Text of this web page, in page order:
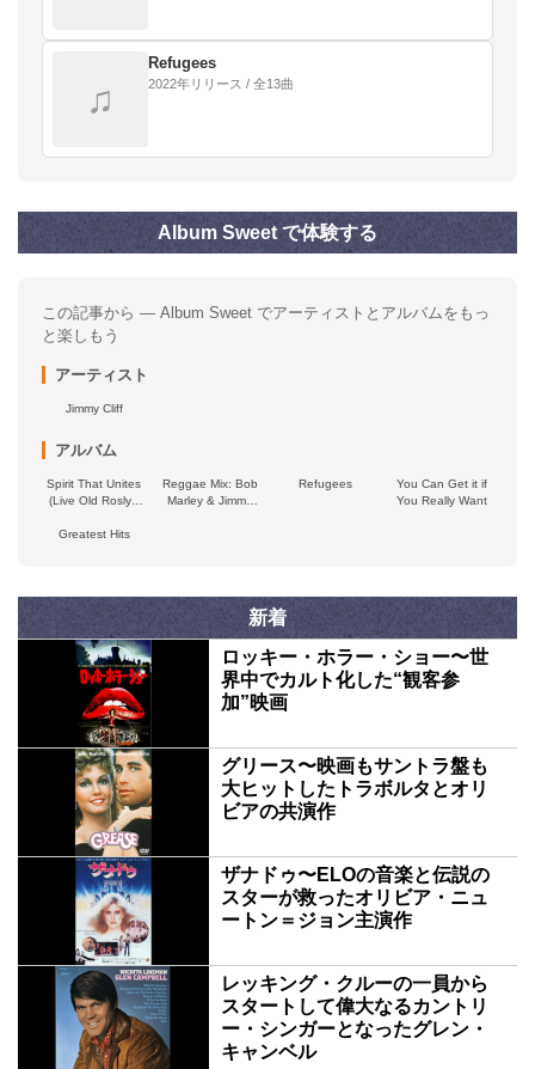
♫
Refugees
2022年リリース / 全13曲
Album Sweet で体験する
この記事から — Album Sweet でアーティストとアルバムをもっ
と楽しもう
アーティスト
Jimmy Cliff
アルバム
Spirit That Unites
(Live Old Roslyn
Reggae Mix: Bob
Marley & Jimmy
Refugees
You Can Get it if
You Really Want
Greatest Hits
新着
ロッキー・ホラー・ショー〜世
界中でカルト化した“観客参
加”映画
グリース〜映画もサントラ盤も
大ヒットしたトラボルタとオリ
ビアの共演作
ザナドゥ〜ELOの音楽と伝説の
スターが救ったオリビア・ニュ
ートン＝ジョン主演作
レッキング・クルーの一員から
スタートして偉大なるカントリ
ー・シンガーとなったグレン・
キャンベル